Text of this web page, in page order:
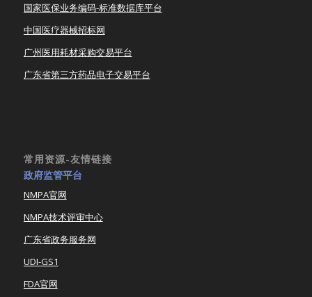
国家医保业务编码-标准数据库平台
中国医疗器械招标网
广州医用耗材采购交易平台
广东省第三方药品电子交易平台
常用资源-友情链接
政府监管平台
NMPA官网
NMPA技术评审中心
广东省政务服务网
UDI-GS1
FDA官网